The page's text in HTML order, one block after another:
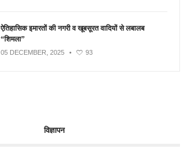
ऐतिहासिक इमारतों की नगरी व खूबसूरत वादियों से लबालब
“शिमला”
05 DECEMBER, 2025 • 93
विज्ञापन